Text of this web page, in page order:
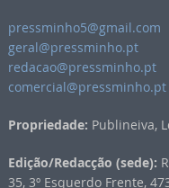
pressminho5@gmail.com
geral@pressminho.pt
redacao@pressminho.pt
comercial@pressminho.pt
Propriedade: Publineiva,
Edição/Redacção (sede):
35, 3º Esquerdo Frente,